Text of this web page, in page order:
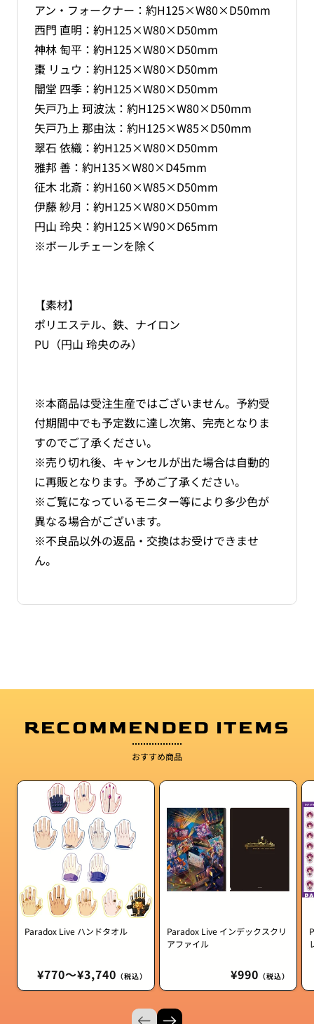
アン・フォークナー：約H125×W80×D50mm
西門 直明：約H125×W80×D50mm
神林 匋平：約H125×W80×D50mm
棗 リュウ：約H125×W80×D50mm
闇堂 四季：約H125×W80×D50mm
矢戸乃上 珂波汰：約H125×W80×D50mm
矢戸乃上 那由汰：約H125×W85×D50mm
翠石 依織：約H125×W80×D50mm
雅邦 善：約H135×W80×D45mm
征木 北斎：約H160×W85×D50mm
伊藤 紗月：約H125×W80×D50mm
円山 玲央：約H125×W90×D65mm
※ボールチェーンを除く
【素材】
ポリエステル、鉄、ナイロン
PU（円山 玲央のみ）
※本商品は受注生産ではございません。予約受
付期間中でも予定数に達し次第、完売となりま
すのでご了承ください。
※売り切れ後、キャンセルが出た場合は自動的
に再販となります。予めご了承ください。
※ご覧になっているモニター等により多少色が
異なる場合がございます。
※不良品以外の返品・交換はお受けできませ
ん。
RECOMMENDED ITEMS
おすすめ商品
Paradox Live ハンドタオル
通
常
¥770〜¥3,740 （税込）
Paradox Live インデックスクリ
アファイル
通
常
¥990 （税込）